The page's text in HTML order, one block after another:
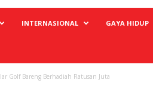
INTERNASIONAL GAYA HIDUP
Golf Bareng Berhadiah Ratusan Juta